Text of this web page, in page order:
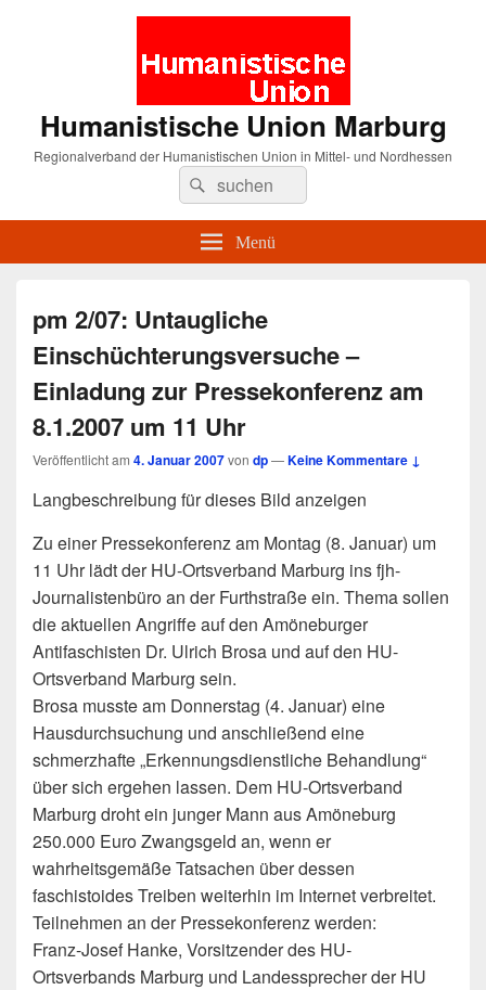
Humanistische Union Marburg
Regionalverband der Humanistischen Union in Mittel- und Nordhessen
Suche
nach:
Suchen
Menü
pm 2/07: Untaugliche
Einschüchterungsversuche –
Einladung zur Pressekonferenz am
8.1.2007 um 11 Uhr
Veröffentlicht am 4. Januar 2007von dp—Keine Kommentare ↓
Langbeschreibung für dieses Bild anzeigen
Zu einer Pressekonferenz am Montag (8. Januar) um
11 Uhr lädt der HU-Ortsverband Marburg ins fjh-
Journalistenbüro an der Furthstraße ein. Thema sollen
die aktuellen Angriffe auf den Amöneburger
Antifaschisten Dr. Ulrich Brosa und auf den HU-
Ortsverband Marburg sein.
Brosa musste am Donnerstag (4. Januar) eine
Hausdurchsuchung und anschließend eine
schmerzhafte „Erkennungsdienstliche Behandlung“
über sich ergehen lassen. Dem HU-Ortsverband
Marburg droht ein junger Mann aus Amöneburg
250.000 Euro Zwangsgeld an, wenn er
wahrheitsgemäße Tatsachen über dessen
faschistoides Treiben weiterhin im Internet verbreitet.
Teilnehmen an der Pressekonferenz werden:
Franz-Josef Hanke, Vorsitzender des HU-
Ortsverbands Marburg und Landessprecher der HU